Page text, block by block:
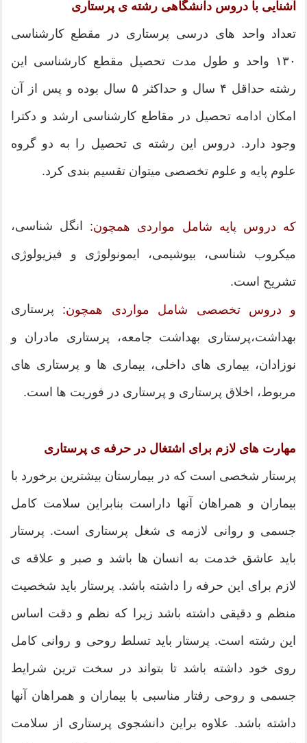
آشنایی با دروس دانشگاهی رشته ی پرستاری
تعداد واحد های درسی پرستاری در مقطع کارشناسی
۱۳۰ واحد و طول مدت تحصیل مقطع کارشناسی این
رشته حداقل ۴ سال و حداکثر ۵ سال بوده و پس از آن
امکان ادامه تحصیل در مقاطع کارشناسی ارشد و دکترا
وجود دارد. دروس این رشته ی تحصیل را به دو گروه
علوم پایه و علوم تخصصی میتوان تقسیم بندی کرد.
که دروس پایه شامل مواردی همچون: انگل شناسی،
میکروب شناسی، بیوشیمی، ایمونولوژی و فیزیولوژی
تشریح است.
و دروس تخصصی شامل مواردی همچون: پرستاری
بهداشت،پرستاری بهداشت جامعه، پرستاری مادران و
نوزادان، بیماری های داخلی، بیماری ها و پرستاری های
مربوط، اخلاق پرستاری و پرستاری در فوریت ها است.
مهارت های لازم برای اشتغال در حرفه ی پرستاری
پرستار شخصی است که در بیمارستان بیشترین برخورد با
بیماران و همراهان آنها داراست بنابراین سلامت کامل
جسمی و روانی لازمه ی شغل پرستاری است. پرستار
باید عاشق خدمت به انسان ها باشد و صبر و علاقه ی
لازم برای این حرفه را داشته باشد. پرستار باید شخصیت
منظم و دقیقی داشته باشد زیرا که نظم و دقت اساس
این رشته است. پرستار باید تسلط روحی و روانی کامل
روی خود داشته باشد تا بتواند در سخت ترین شرایط
جسمی و روحی رفتار مناسبی با بیماران و همراهان آنها
داشته باشد. علاوه براین دانشجوی پرستاری از سلامت